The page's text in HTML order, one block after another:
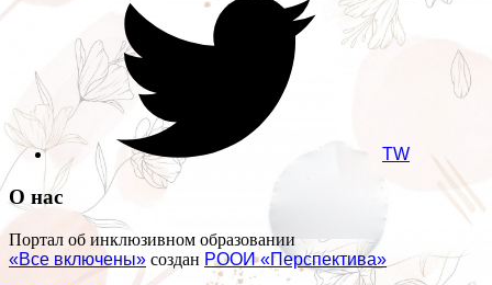
TW
О нас
Портал об инклюзивном образовании
«Все включены» создан РООИ «Перспектива»